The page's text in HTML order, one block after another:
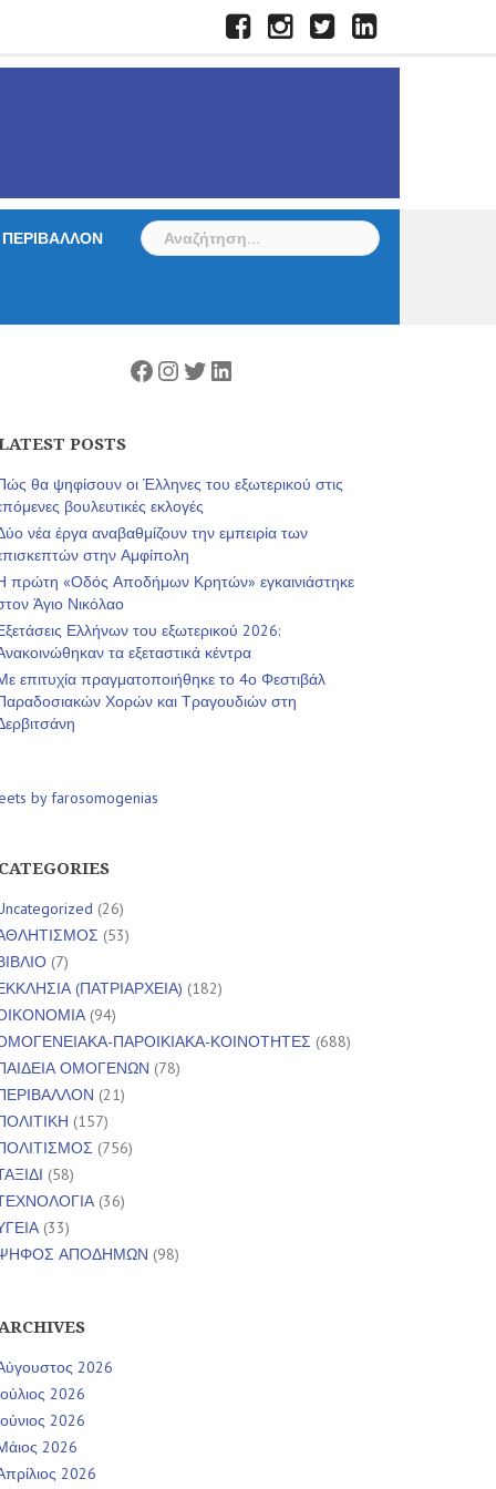
FacebookInstagramTwitterLinkedIn
ΠΕΡΙΒΑΛΛΟΝ
Αναζήτηση
για:
Facebook
Instagram
Twitter
Linkedin
POSTS
θα ψηφίσουν οι Έλληνες του εξωτερικού στις
βουλευτικές εκλογές
νέα έργα αναβαθμίζουν την εμπειρία των
στην Αμφίπολη
πρώτη «Οδός Αποδήμων Κρητών» εγκαινιάστηκε
Άγιο Νικόλαο
Ελλήνων του εξωτερικού 2026:
τα εξεταστικά κέντρα
επιτυχία πραγματοποιήθηκε το 4ο Φεστιβάλ
Χορών και Τραγουδιών στη
by farosomogenias
(26)
(53)
(7)
(ΠΑΤΡΙΑΡΧΕΙΑ) (182)
(94)
ΠΑΡΟΙΚΙΑΚΑ-ΚΟΙΝΟΤΗΤΕΣ (688)
ΟΜΟΓΕΝΩΝ (78)
(21)
(157)
(756)
(58)
(36)
(33)
ΑΠΟΔΗΜΩΝ (98)
2026
2026
2026
2026
2026